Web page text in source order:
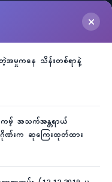
တဲ့အမှုကနေ သိန်းတစ်ရာနဲ့
ကမ့် အသက်အန္တရာယ်
စ်ဂိုဏ်းက ဆုကြေးထုတ်ထား